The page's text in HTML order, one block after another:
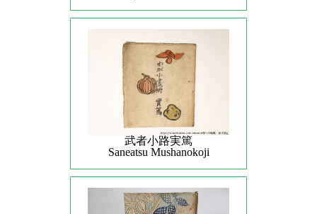
武者小路実篤
Saneatsu Mushanokoji